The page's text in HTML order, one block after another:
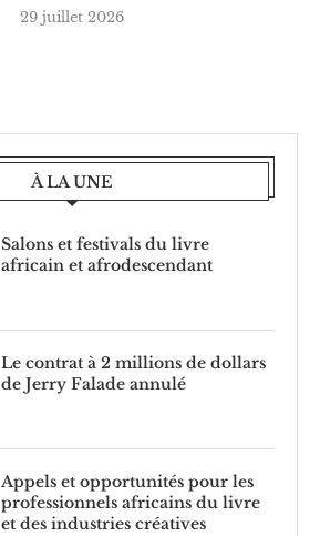
29 juillet 2026
À LA UNE
Salons et festivals du livre
africain et afrodescendant
Le contrat à 2 millions de dollars
de Jerry Falade annulé
Appels et opportunités pour les
professionnels africains du livre
et des industries créatives